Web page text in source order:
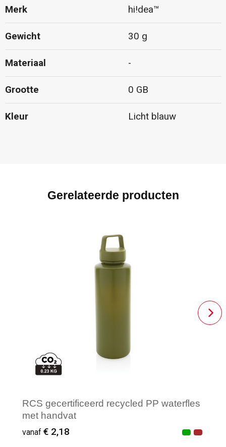
Merk hi!dea™
Gewicht 30 g
Materiaal -
Grootte 0 GB
Kleur Licht blauw
Gerelateerde producten
RCS gecertificeerd recycled PP waterfles
met handvat
vanaf € 2,18